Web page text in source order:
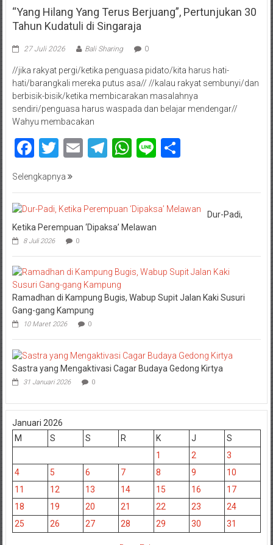
“Yang Hilang Yang Terus Berjuang”, Pertunjukan 30
Tahun Kudatuli di Singaraja
27 Juli 2026 Bali Sharing 0
//jika rakyat pergi/ketika penguasa pidato/kita harus hati-
hati/barangkali mereka putus asa// //kalau rakyat sembunyi/dan
berbisik-bisik/ketika membicarakan masalahnya
sendiri/penguasa harus waspada dan belajar mendengar//
Wahyu membacakan
Facebook
Twitter
EmailTelegram
WhatsApp
LineShare
Selengkapnya
Dur-Padi,
Ketika Perempuan ‘Dipaksa’ Melawan
8 Juli 2026 0
Ramadhan di Kampung Bugis, Wabup Supit Jalan Kaki Susuri
Gang-gang Kampung
10 Maret 2026 0
Sastra yang Mengaktivasi Cagar Budaya Gedong Kirtya
31 Januari 2026 0
Januari 2026
M
S S R K J
S
1
2
3
4
5 6 7 8 9
10
11
12 13 14 15 16
17
18
19 20 21 22 23
24
25
26 27 28 29 30 31